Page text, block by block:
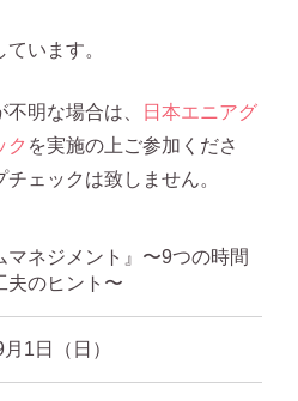
います。
明な場合は、
日本エニアグ
ク を実施の上ご参加くださ
ェックは致しません。
マネジメント』〜9つの時間
夫のヒント〜
1日（日）